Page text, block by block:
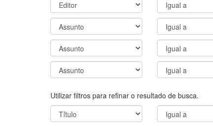
Utilizar filtros para refinar o resultado de busca.